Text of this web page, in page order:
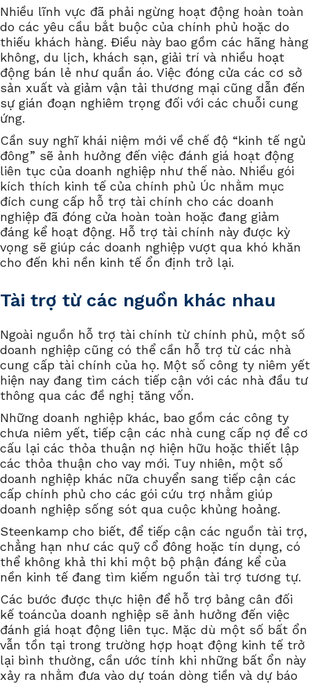
Nhiều lĩnh vực đã phải ngừng hoạt động hoàn toàn
do các yêu cầu bắt buộc của chính phủ hoặc do
thiếu khách hàng. Điều này bao gồm các hãng hàng
không, du lịch, khách sạn, giải trí và nhiều hoạt
động bán lẻ như quần áo. Việc đóng cửa các cơ sở
sản xuất và giảm vận tải thương mại cũng dẫn đến
sự gián đoạn nghiêm trọng đối với các chuỗi cung
ứng.
Cần suy nghĩ khái niệm mới về chế độ “kinh tế ngủ
đông” sẽ ảnh hưởng đến việc đánh giá hoạt động
liên tục của doanh nghiệp như thế nào. Nhiều gói
kích thích kinh tế của chính phủ Úc nhằm mục
đích cung cấp hỗ trợ tài chính cho các doanh
nghiệp đã đóng cửa hoàn toàn hoặc đang giảm
đáng kể hoạt động. Hỗ trợ tài chính này được kỳ
vọng sẽ giúp các doanh nghiệp vượt qua khó khăn
cho đến khi nền kinh tế ổn định trở lại.
Tài trợ từ các nguồn khác nhau
Ngoài nguồn hỗ trợ tài chính từ chính phủ, một số
doanh nghiệp cũng có thể cần hỗ trợ từ các nhà
cung cấp tài chính của họ. Một số công ty niêm yết
hiện nay đang tìm cách tiếp cận với các nhà đầu tư
thông qua các đề nghị tăng vốn.
Những doanh nghiệp khác, bao gồm các công ty
chưa niêm yết, tiếp cận các nhà cung cấp nợ để cơ
cấu lại các thỏa thuận nợ hiện hữu hoặc thiết lập
các thỏa thuận cho vay mới. Tuy nhiên, một số
doanh nghiệp khác nữa chuyển sang tiếp cận các
cấp chính phủ cho các gói cứu trợ nhằm giúp
doanh nghiệp sống sót qua cuộc khủng hoảng.
Steenkamp cho biết, để tiếp cận các nguồn tài trợ,
chẳng hạn như các quỹ cổ đông hoặc tín dụng, có
thể không khả thi khi một bộ phận đáng kể của
nền kinh tế đang tìm kiếm nguồn tài trợ tương tự.
Các bước được thực hiện để hỗ trợ bảng cân đối
kế toáncủa doanh nghiệp sẽ ảnh hưởng đến việc
đánh giá hoạt động liên tục. Mặc dù một số bất ổn
vẫn tồn tại trong trường hợp hoạt động kinh tế trở
lại bình thường, cần ước tính khi những bất ổn này
xảy ra nhằm đưa vào dự toán dòng tiền và dự báo